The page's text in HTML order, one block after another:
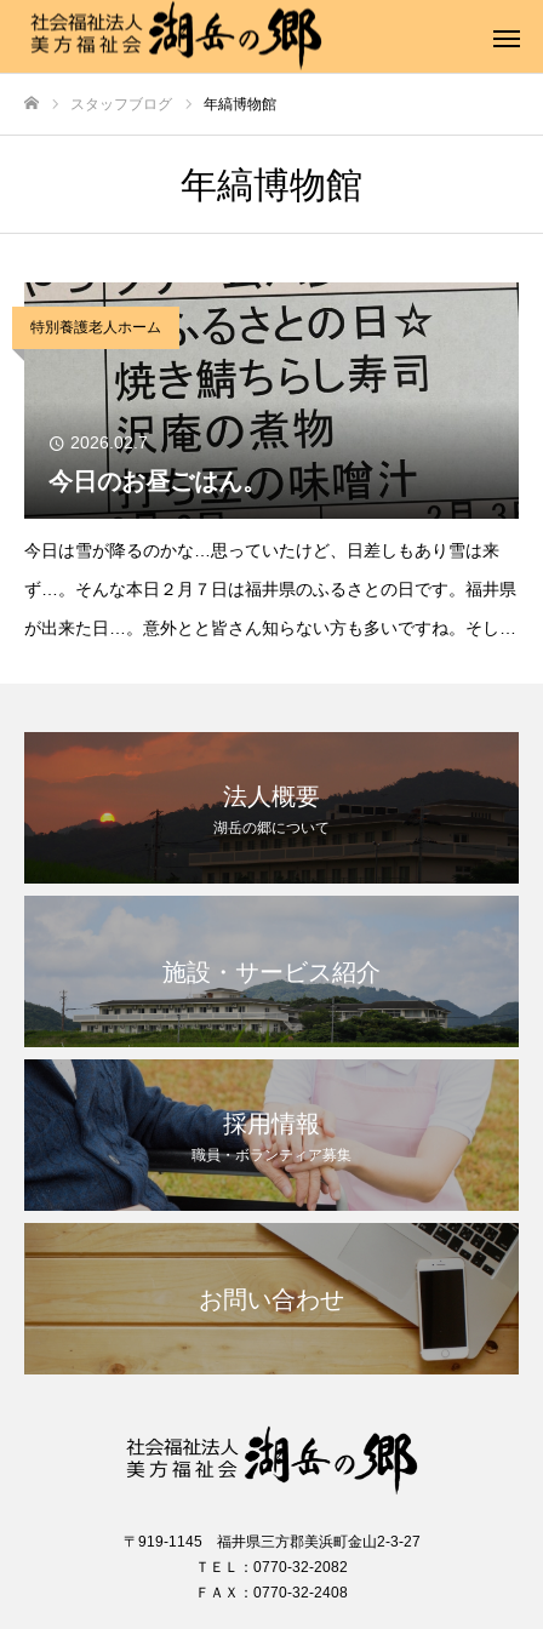
スタッフブログ 年縞博物館
年縞博物館
特別養護老人ホーム
2026.02.7
今日のお昼ごはん。
今日は雪が降るのかな…思っていたけど、日差しもあり雪は来
ず…。そんな本日２月７日は福井県のふるさとの日です。福井県
が出来た日…。意外とと皆さん知らない方も多いですね。そして
法人概要
湖岳の郷について
施設・サービス紹介
採用情報
職員・ボランティア募集
お問い合わせ
〒919-1145 福井県三方郡美浜町金山2-3-27
ＴＥＬ：0770-32-2082
ＦＡＸ：0770-32-2408